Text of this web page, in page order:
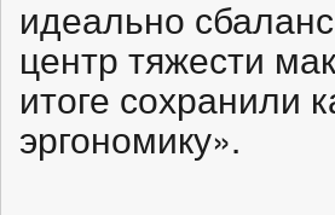
идеально
центр тяжести
итоге сохранили
эргономику».